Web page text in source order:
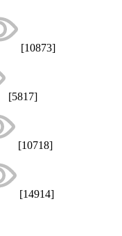
[10873]
[5817]
[10718]
[14914]